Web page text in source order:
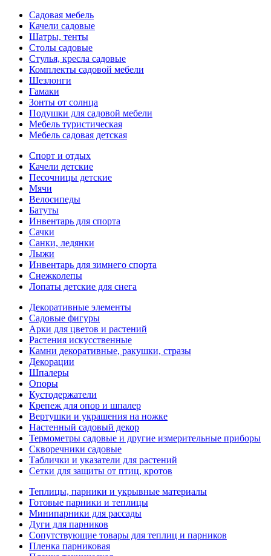
Садовая мебель
Качели садовые
Шатры, тенты
Столы садовые
Стулья, кресла садовые
Комплекты садовой мебели
Шезлонги
Гамаки
Зонты от солнца
Подушки для садовой мебели
Мебель туристическая
Мебель садовая детская
Спорт и отдых
Качели детские
Песочницы детские
Мячи
Велосипеды
Батуты
Инвентарь для спорта
Сачки
Санки, ледянки
Лыжи
Инвентарь для зимнего спорта
Снежколепы
Лопаты детские для снега
Декоративные элементы
Садовые фигуры
Арки для цветов и растений
Растения искусственные
Камни декоративные, ракушки, стразы
Декорации
Шпалеры
Опоры
Кустодержатели
Крепеж для опор и шпалер
Вертушки и украшения на ножке
Настенный садовый декор
Термометры садовые и другие измерительные приборы
Скворечники садовые
Таблички и указатели для растений
Сетки для защиты от птиц, кротов
Теплицы, парники и укрывные материалы
Готовые парники и теплицы
Минипарники для рассады
Дуги для парников
Сопутствующие товары для теплиц и парников
Пленка парниковая